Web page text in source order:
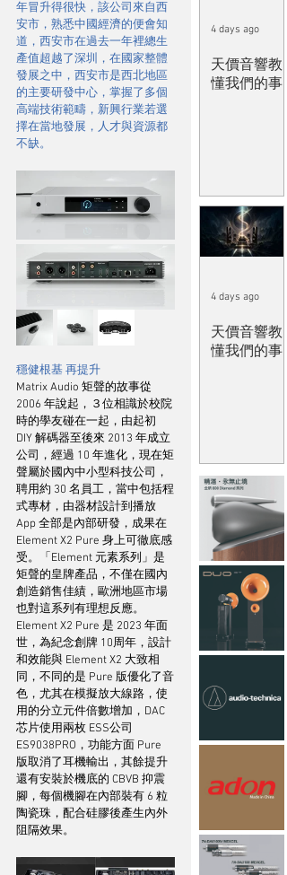
年冒升得很快，該公司來自西
安市，熟悉中國經濟的便會知
道，西安市在過去一年裡總生
產值超越了深圳，在國家整體
發展之中，西安市是西北地區
的主要研發中心，掌握了多個
高端技術範疇，新興行業若選
擇在當地發展，人才與資源都
不缺。
穩健根基 再提升
Matrix Audio 矩聲的故事從
2006 年說起，３位相識於校院
時的學友碰在一起，由起初
DIY 解碼器至後來 2013 年成立
公司，經過 10 年進化，現在矩
聲屬於國內中小型科技公司，
聘用約 30 名員工，當中包括程
式專材，由器材設計到播放
App 全部是內部研發，成果在
Element X2 Pure 身上可徹底感
受。「Element 元素系列」是
矩聲的皇牌產品，不僅在國內
創造銷售佳績，歐洲地區市場
也對這系列有理想反應。
Element X2 Pure 是 2023 年面
世，為紀念創牌 10周年，設計
和效能與 Element X2 大致相
同，不同的是 Pure 版優化了音
色，尤其在模擬放大線路，使
用的分立元件倍數增加，DAC
芯片使用兩枚 ESS公司
ES9038PRO，功能方面 Pure
版取消了耳機輸出，其餘提升
還有安裝於機底的 CBVB 抑震
腳，每個機腳在內部裝有 6 粒
陶瓷珠，配合硅膠後產生內外
阻隔效果。
天價音響教
懂我們的事
4 days ago
天價音響教
懂我們的事
4 days ago